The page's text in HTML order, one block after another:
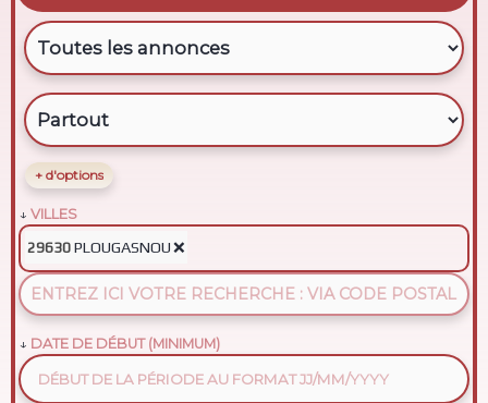
+ d'options
VILLES
29630 PLOUGASNOU❌
DATE DE DÉBUT (MINIMUM)